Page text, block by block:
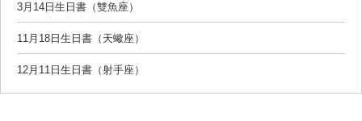
3月14日生日書（雙魚座）
11月18日生日書（天蠍座）
12月11日生日書（射手座）